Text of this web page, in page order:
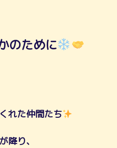
のために
れた仲間たち
降り、